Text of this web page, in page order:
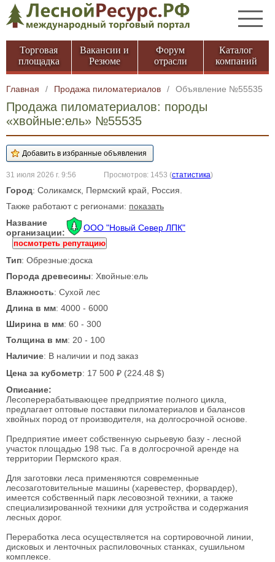
Торговая
площадка
Вакансии и
Резюме
Форум
отрасли
Каталог
компаний
Главная / Продажа пиломатериалов / Объявление №55535
Продажа пиломатериалов: породы
«хвойные:ель» №55535
31 июля 2026 г. 9:56 Просмотров: 1453 (статистика)
Город: Соликамск, Пермский край, Россия.
Также работают с регионами: показать
Название
организации:
ООО "Новый Север ЛПК"
посмотреть репутацию
Тип: Обрезные:доска
Порода древесины: Хвойные:ель
Влажность: Сухой лес
Длина в мм: 4000 - 6000
Ширина в мм: 60 - 300
Толщина в мм: 20 - 100
Наличие: В наличии и под заказ
Цена за кубометр: 17 500 ₽ (224.48 $)
Описание:
Лесоперерабатывающее предприятие полного цикла,
предлагает оптовые поставки пиломатериалов и балансов
хвойных пород от производителя, на долгосрочной основе.
Предприятие имеет собственную сырьевую базу - лесной
участок площадью 198 тыс. Га в долгосрочной аренде на
территории Пермского края.
Для заготовки леса применяются современные
лесозаготовительные машины (харевестер, форвардер),
имеется собственный парк лесовозной техники, а также
специализированной техники для устройства и содержания
лесных дорог.
Переработка леса осуществляется на сортировочной линии,
дисковых и ленточных распиловочных станках, сушильном
комплексе.